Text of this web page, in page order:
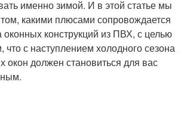
именно зимой. И в этой статье мы
какими плюсами сопровождается
оконных конструкций из ПВХ, с целью
что с наступлением холодного сезона
окон должен становиться для вас